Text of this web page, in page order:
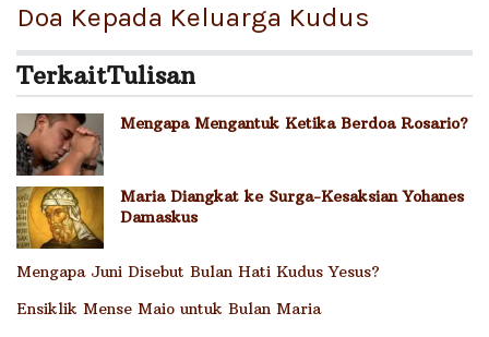
Doa Kepada Keluarga Kudus
TerkaitTulisan
Mengapa Mengantuk Ketika Berdoa Rosario?
Maria Diangkat ke Surga-Kesaksian Yohanes
Damaskus
Mengapa Juni Disebut Bulan Hati Kudus Yesus?
Ensiklik Mense Maio untuk Bulan Maria